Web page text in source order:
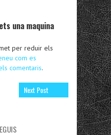
una maquina
per reduir els
com es
comentaris.
Next Post